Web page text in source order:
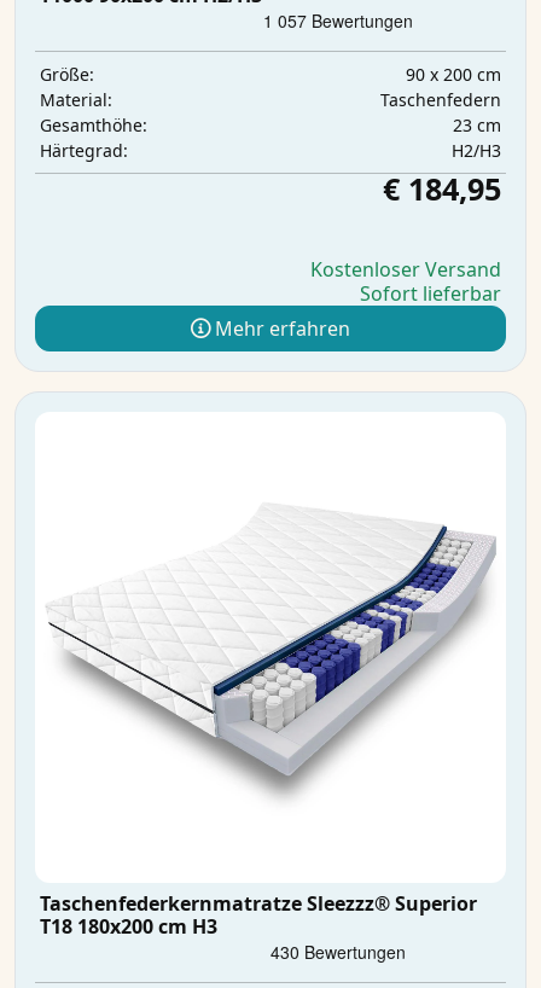
Größe:
90 x 200 cm
Material:
Taschenfedern
Gesamthöhe:
23 cm
Härtegrad:
H2/H3
€ 184,95
Kostenloser Versand
Sofort lieferbar
Mehr erfahren
Taschenfederkernmatratze Sleezzz® Superior
T18 180x200 cm H3